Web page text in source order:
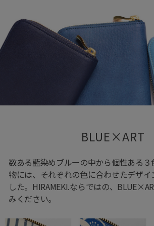
BLUE×ART
数ある藍染めブルーの中から個性ある
物には、それぞれの色に合わせたデザ
した。HIRAMEKI.ならではの、
みください。